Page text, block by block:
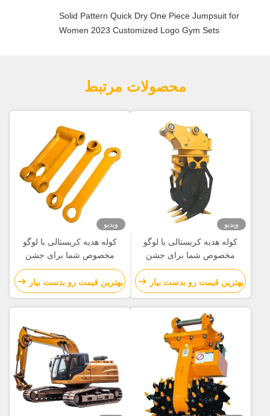
Solid Pattern Quick Dry One Piece Jumpsuit for
Women 2023 Customized Logo Gym Sets
محصولات مرتبط
ویدیو
کوله هدیه کریستالی با لوگو
مخصوص شما برای جشن
کریسمس
بهترین قیمت رو بدست بیار
ویدیو
کوله هدیه کریستالی با لوگو
مخصوص شما برای جشن
کریسمس
بهترین قیمت رو بدست بیار